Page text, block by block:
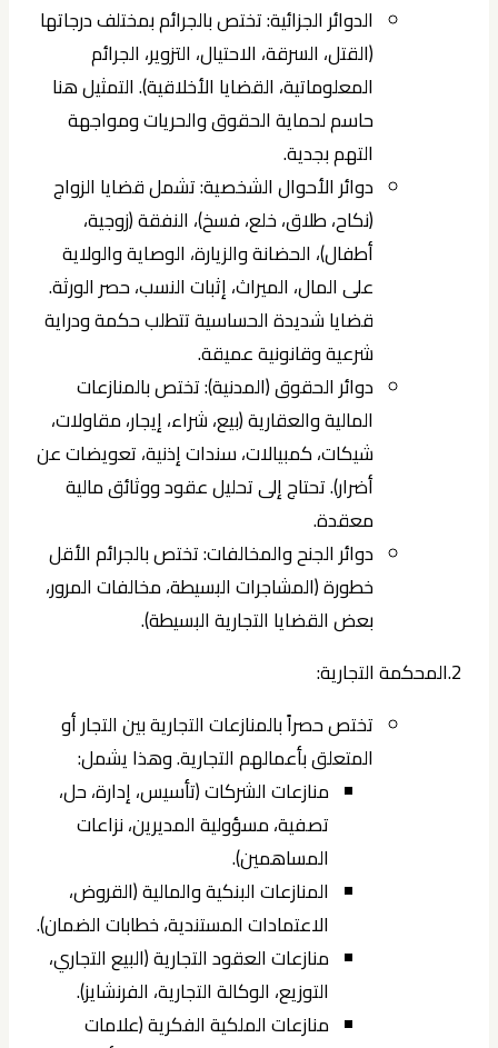
الدوائر الجزائية:تختص بالجرائم بمختلف درجاتها
(القتل، السرقة، الاحتيال، التزوير، الجرائم
المعلوماتية، القضايا الأخلاقية). التمثيل هنا
حاسم لحماية الحقوق والحريات ومواجهة
التهم بجدية.
دوائر الأحوال الشخصية:تشمل قضايا الزواج
(نكاح، طلاق، خلع، فسخ)، النفقة (زوجية،
أطفال)، الحضانة والزيارة، الوصاية والولاية
على المال، الميراث، إثبات النسب، حصر الورثة.
قضايا شديدة الحساسية تتطلب حكمة ودراية
شرعية وقانونية عميقة.
دوائر الحقوق (المدنية):تختص بالمنازعات
المالية والعقارية (بيع، شراء، إيجار، مقاولات،
شيكات، كمبيالات، سندات إذنية، تعويضات عن
أضرار). تحتاج إلى تحليل عقود ووثائق مالية
معقدة.
دوائر الجنح والمخالفات:تختص بالجرائم الأقل
خطورة (المشاجرات البسيطة، مخالفات المرور،
بعض القضايا التجارية البسيطة).
2.المحكمة التجارية:
تختص حصراً بالمنازعات التجارية بين التجار أو
المتعلق بأعمالهم التجارية. وهذا يشمل:
منازعات الشركات (تأسيس، إدارة، حل،
تصفية، مسؤولية المديرين، نزاعات
المساهمين).
المنازعات البنكية والمالية (القروض،
الاعتمادات المستندية، خطابات الضمان).
منازعات العقود التجارية (البيع التجاري،
التوزيع، الوكالة التجارية، الفرنشايز).
منازعات الملكية الفكرية (علامات